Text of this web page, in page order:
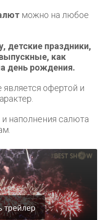
можно на любое
детские праздники,
как
день рождения.
офертой и
наполнения салюта
трейлер